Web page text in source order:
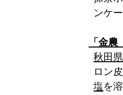
ンケ
「金
秋田
ロン
塩を